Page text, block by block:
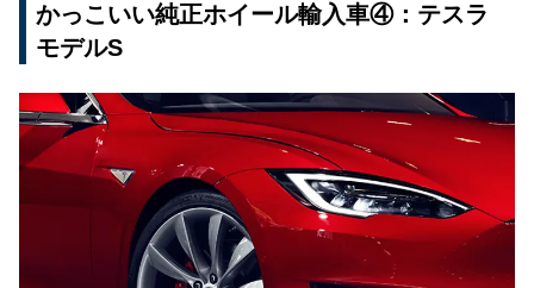
かっこいい純正ホイール輸入車④：テスラ
モデルS